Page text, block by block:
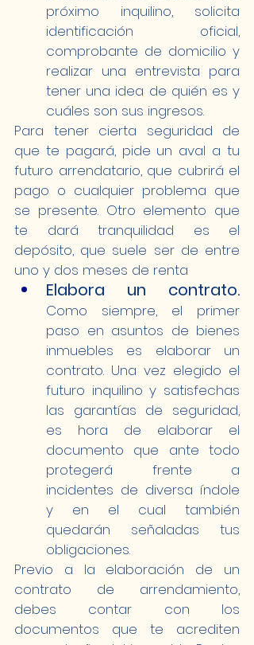
próximo inquilino, solicita
identificación oficial,
comprobante de domicilio y
realizar una entrevista para
tener una idea de quién es y
cuáles son sus ingresos.
Para tener cierta seguridad de
que te pagará, pide un aval a tu
futuro arrendatario, que cubrirá el
pago o cualquier problema que
se presente. Otro elemento que
te dará tranquilidad es el
depósito, que suele ser de entre
uno y dos meses de renta
Elabora un contrato.
Como siempre, el primer
paso en asuntos de bienes
inmuebles es elaborar un
contrato. Una vez elegido el
futuro inquilino y satisfechas
las garantías de seguridad,
es hora de elaborar el
documento que ante todo
protegerá frente a
incidentes de diversa índole
y en el cual también
quedarán señaladas tus
obligaciones.
Previo a la elaboración de un
contrato de arrendamiento,
debes contar con los
documentos que te acrediten